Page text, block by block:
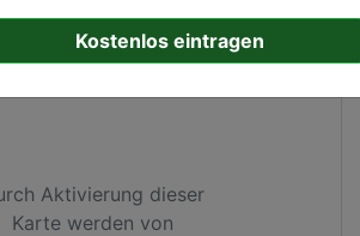
Kleuvenstee 122inAssen
Aktivierung dieser
Karte werden von
Kostenlos eintragen